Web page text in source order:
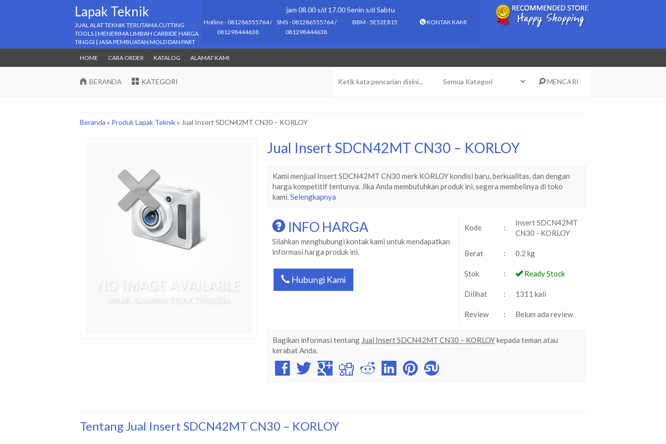
Lapak Teknik
JUAL ALAT TEKNIK TERUTAMA CUTTING
TOOLS | MENERIMA LIMBAH CARBIDE HARGA
TINGGI | JASA PEMBUATAN MOLD DAN PART
jam 08.00 s/d 17.00 Senin s/d Sabtu
Hotline - 081286555764 /
081298444638
SMS - 081286555764 /
081298444638
BBM - 5E52E815 KONTAK KAMI
HOME CARA ORDER KATALOG ALAMAT KAMI
BERANDA KATEGORI MENCARI
Beranda » Produk Lapak Teknik» Jual Insert SDCN42MT CN30 – KORLOY
Jual Insert SDCN42MT CN30 – KORLOY
Kami menjual Insert SDCN42MT CN30 merk KORLOY kondisi baru, berkualitas, dan dengan
harga kompetitif tentunya. Jika Anda membutuhkan produk ini, segera membelinya di toko
kami.Selengkapnya
Kode :
Insert SDCN42MT
CN30 - KORLOY
Berat : 0.2 kg
Stok : Ready Stock
Dilihat : 1311 kali
Review : Belum ada review
INFO HARGA
Silahkan menghubungi kontak kami untuk mendapatkan
informasi harga produk ini.
Hubungi Kami
Bagikan informasi tentang Jual Insert SDCN42MT CN30 – KORLOYkepada teman atau
kerabat Anda.
Tentang Jual Insert SDCN42MT CN30 – KORLOY